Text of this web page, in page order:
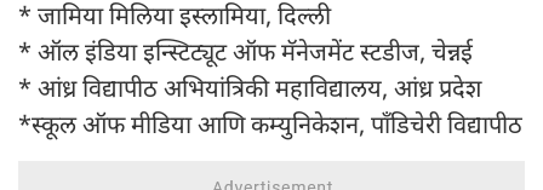
* जामिया मिलिया इस्लामिया, दिल्ली
* ऑल इंडिया इन्स्टिट्यूट ऑफ मॅनेजमेंट स्टडीज, चेन्नई
* आंध्र विद्यापीठ अभियांत्रिकी महाविद्यालय, आंध्र प्रदेश
*स्कूल ऑफ मीडिया आणि कम्युनिकेशन, पाँडिचेरी विद्यापीठ